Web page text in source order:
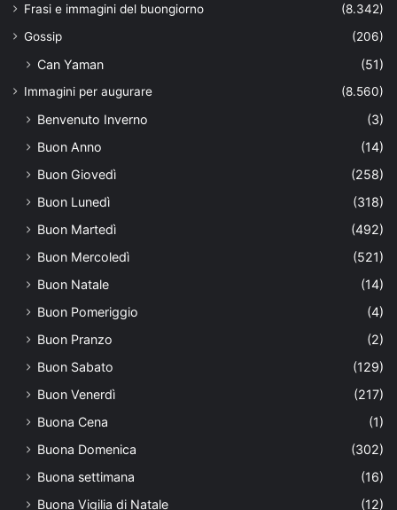
Frasi e immagini del buongiorno
(8.342)
Gossip
(206)
Can Yaman (51)
Immagini per augurare (8.560)
Benvenuto Inverno
(3)
Buon Anno
(14)
Buon Giovedì
(258)
Buon Lunedì
(318)
Buon Martedì
(492)
Buon Mercoledì
(521)
Buon Natale
(14)
Buon Pomeriggio
(4)
Buon Pranzo
(2)
Buon Sabato
(129)
Buon Venerdì
(217)
Buona Cena
(1)
Buona Domenica
(302)
Buona settimana
(16)
Buona Vigilia di Natale
(12)